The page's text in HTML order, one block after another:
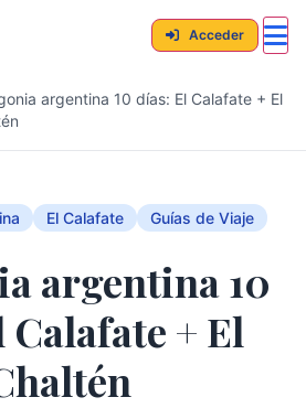
Acceder
argentina 10 días: El Calafate + El
El Calafate Guías de Viaje
argentina 10
Calafate + El